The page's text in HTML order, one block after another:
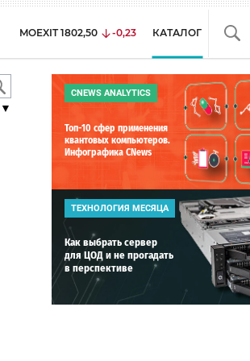
MOEXIT 1802,50 -0,23 КАТАЛОГ
CNEWS ANALYTICS
Топ-10 сфер применения
квантовых компьютеров.
Инфографика CNews
ТЕХНОЛОГИЯ МЕСЯЦА
Как выбрать сервер
для ЦОД и не прогадать
в перспективе